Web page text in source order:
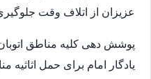
عزیزان از اتلاف وقت
پوشش دهی کلیه مناطق اتوبان
یادگار امام برای حمل اثاثیه